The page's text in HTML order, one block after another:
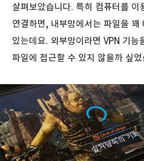
살펴보았습니다. 특히 컴퓨터를
연결하면, 내부망에서는 파일을 꽤
있는데요. 외부망이라면 VPN 기
파일에 접근할 수 있지 않을까 싶